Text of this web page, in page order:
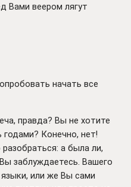
Вами веером лягут
начать все
правда? Вы не хотите
Конечно, нет!
а была ли,
заблуждаетесь. Вашего
или же Вы сами